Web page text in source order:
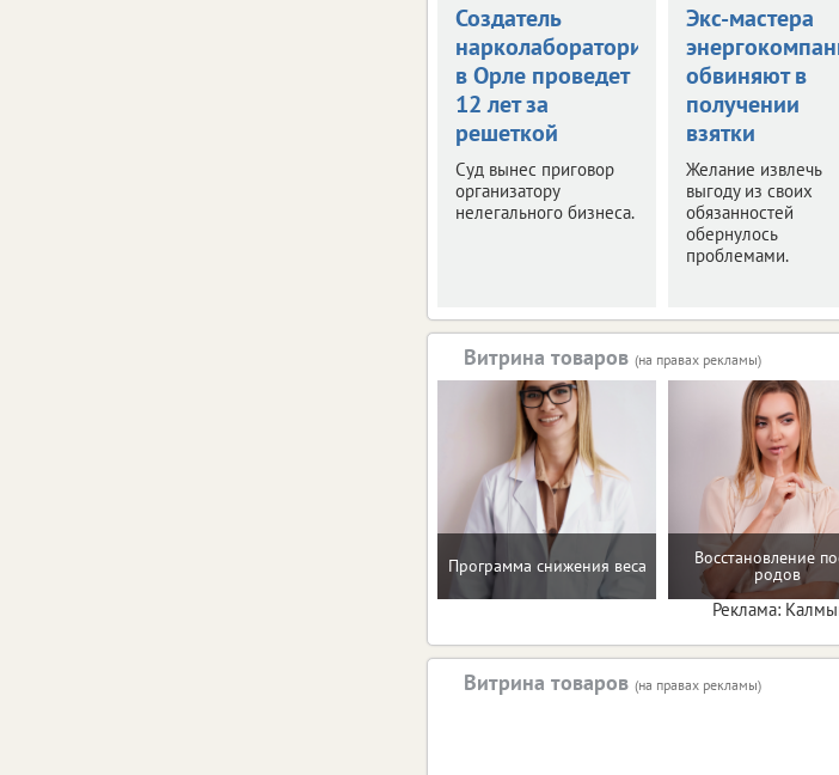
Создатель
нарколаборатории
в Орле проведет
12 лет за
решеткой
Суд вынес приговор
организатору
нелегального бизнеса.
Экс-мастера
обвиняют в
получении
взятки
Желание извлечь
выгоду из своих
обязанностей
обернулось
проблемами.
Витрина товаров (на правах рекламы)
Программа снижения веса Восстановление
родов
Реклама:
Витрина товаров (на правах рекламы)